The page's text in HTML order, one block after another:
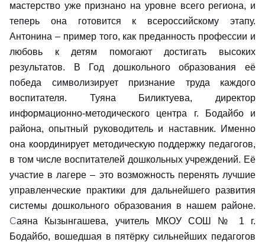
мастерство уже признано на уровне всего региона, и
теперь она готовится к всероссийскому этапу.
Антонина – пример того, как преданность профессии и
любовь к детям помогают достигать высоких
результатов. В Год дошкольного образования её
победа символизирует признание труда каждого
воспитателя. Туяна Биликтуева, директор
информационно-методического центра г. Бодайбо и
района, опытный руководитель и наставник. Именно
она координирует методическую поддержку педагогов,
в том числе воспитателей дошкольных учреждений. Её
участие в лагере – это возможность перенять лучшие
управленческие практики для дальнейшего развития
системы дошкольного образования в нашем районе.
Саяна Кызынгашева, учитель МКОУ СОШ № 1 г.
Бодайбо, вошедшая в пятёрку сильнейших педагогов